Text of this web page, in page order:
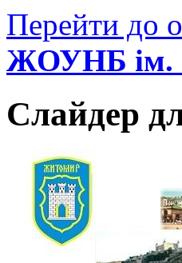
Перейти до
ЖОУНБ ім.
Слайдер